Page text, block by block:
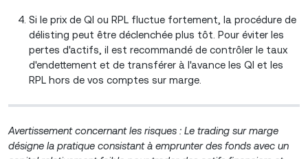
Si le prix de QI ou RPL fluctue fortement, la procédure de
délisting peut être déclenchée plus tôt. Pour éviter les
pertes d'actifs, il est recommandé de contrôler le taux
d'endettement et de transférer à l'avance les QI et les
RPL hors de vos comptes sur marge.
Avertissement concernant les risques : Le trading sur marge
désigne la pratique consistant à emprunter des fonds avec un